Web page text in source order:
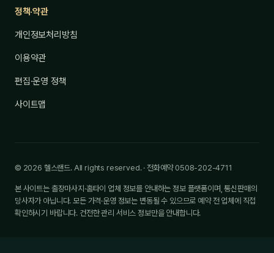
정책·약관
개인정보처리방침
이용약관
편집·운영 정책
사이트맵
© 2026 헬스랜드. All rights reserved. · 전화예약 0508-202-4711
본 사이트는 출장마사지·홈타이 업체 정보를 안내하는 정보 플랫폼이며, 통신판매의
당사자가 아닙니다. 모든 가격·운영 정보는 변동될 수 있으므로 예약 전 업체에 직접
확인하시기 바랍니다. 건전한 관리 서비스 정보만을 안내합니다.